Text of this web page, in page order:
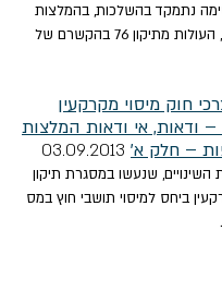
נתמקד בהשלכות, בהמלצות
ובמחשבות נוספות, העולות מתיקון 76 בהקשרם של
חוק מיסוי מקרקעין
לאחר תיקון 76 – ודאות, אי ודאות המלצות
– חלק א' 03.09.2013
השינויים, שנעשו במסגרת תיקון
ביחס למיסוי תושבי חוץ במס